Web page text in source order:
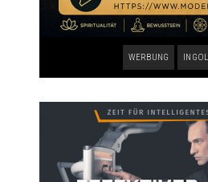
WERBUNG